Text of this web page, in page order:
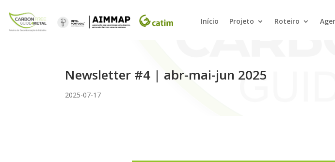
Início Projeto Roteiro
Newsletter #4 | abr-mai-jun 2025
2025-07-17